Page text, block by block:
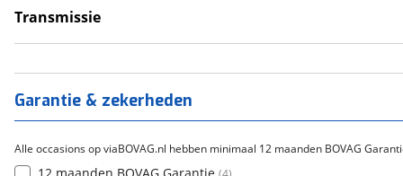
Transmissie
Garantie & zekerheden
Alle occasions op viaBOVAG.nl hebben minimaal 12 maanden BOVAG